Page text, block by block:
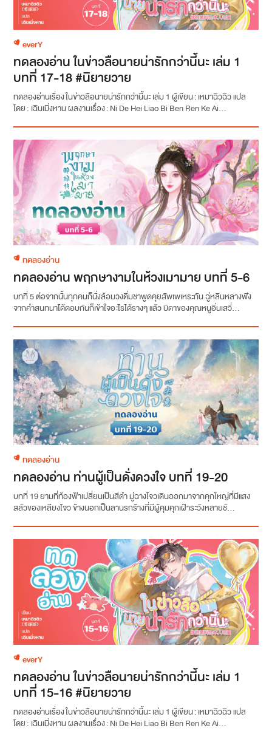
everY
ทดลองอ่าน ในข่าวลือนายน่ารักกว่านี้นะ เล่ม 1
บทที่ 17-18 #นิยายวาย
ทดลองอ่านเรื่อง ในข่าวลือนายน่ารักกว่านี้นะ เล่ม 1 ผู้เขียน : เหมาฉิวฉิว แปล
โดย : เฉินเมิ่งหาน ผลงานเรื่อง : Ni De Hei Liao Bi Ben Ren Ke Ai...
ทดลองอ่าน
ทดลองอ่าน พฤกษางามในห้วงเมามาย บทที่ 5-6
บทที่ 5 ต่อจากนั้นทุกคนก็นั่งล้อมวงดื่มชาพูดคุยสัพเพเหระกัน ฉู่หลินหลางฟัง
จากคำสนทนาโต้ตอบกันก็เข้าใจอะไรได้รางๆ แล้ว บิดาของคุณหนูอิ่นเสวี่...
ทดลองอ่าน
ทดลองอ่าน ท่านผู้เป็นดั่งดวงใจ บทที่ 19-20
บทที่ 19 ยามที่ท้องฟ้าเปลี่ยนเป็นสีดำ มู่ฉางโจวเดินออกมาจากคุกใหญ่ที่มีแสง
สลัวของเหลียงโจว ข้างนอกเป็นลานรกร้างที่มีผู้คุมคุกเฝ้าระวังหลายชั...
everY
ทดลองอ่าน ในข่าวลือนายน่ารักกว่านี้นะ เล่ม 1
บทที่ 15-16 #นิยายวาย
ทดลองอ่านเรื่อง ในข่าวลือนายน่ารักกว่านี้นะ เล่ม 1 ผู้เขียน : เหมาฉิวฉิว แปล
โดย : เฉินเมิ่งหาน ผลงานเรื่อง : Ni De Hei Liao Bi Ben Ren Ke Ai...